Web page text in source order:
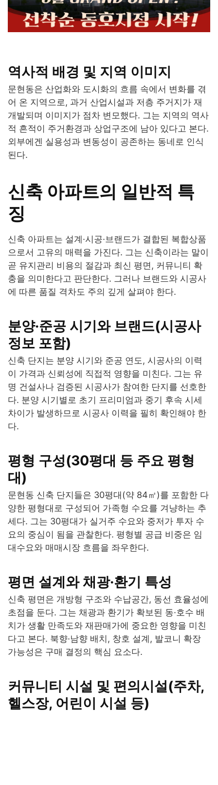
역사적 배경 및 지역 이미지
문현동은 산업화와 도시화의 흐름 속에서 변화를 겪
어 온 지역으로, 과거 산업시설과 저층 주거지가 재
개발되며 이미지가 점차 변모했다. 그는 지역의 역사
적 흔적이 주거환경과 상업구조에 남아 있다고 본다.
외부에겐 실용성과 변동성이 공존하는 동네로 인식
된다.
신축 아파트의 일반적 특
징
신축 아파트는 설계·시공·브랜드가 결합된 복합상품
으로서 고유의 매력을 가진다. 그는 신축이라는 말이
곧 유지관리 비용의 절감과 최신 평면, 커뮤니티 확
충을 의미한다고 판단한다. 그러나 브랜드와 시공사
에 따른 품질 격차도 주의 깊게 살펴야 한다.
분양·준공 시기와 브랜드(시공사
정보 포함)
신축 단지는 분양 시기와 준공 연도, 시공사의 이력
이 가격과 신뢰성에 직접적 영향을 미친다. 그는 유
명 건설사나 검증된 시공사가 참여한 단지를 선호한
다. 분양 시기별로 초기 프리미엄과 중기 후속 시세
차이가 발생하므로 시공사 이력을 필히 확인해야 한
다.
평형 구성(30평대 등 주요 평형
대)
문현동 신축 단지들은 30평대(약 84㎡)를 포함한 다
양한 평형대로 구성되어 가족형 수요를 겨냥하는 추
세다. 그는 30평대가 실거주 수요와 중저가 투자 수
요의 중심이 됨을 관찰한다. 평형별 공급 비중은 임
대수요와 매매시장 흐름을 좌우한다.
평면 설계와 채광·환기 특성
신축 평면은 개방형 구조와 수납공간, 동선 효율성에
초점을 둔다. 그는 채광과 환기가 확보된 동·호수 배
치가 생활 만족도와 재판매가에 중요한 영향을 미친
다고 본다. 북향·남향 배치, 창호 설계, 발코니 확장
가능성은 구매 결정의 핵심 요소다.
커뮤니티 시설 및 편의시설(주차,
헬스장, 어린이 시설 등)